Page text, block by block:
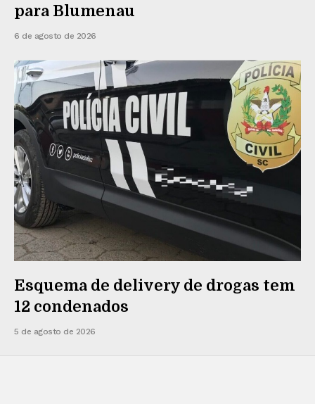
para Blumenau
6 de agosto de 2026
Esquema de delivery de drogas tem
12 condenados
5 de agosto de 2026